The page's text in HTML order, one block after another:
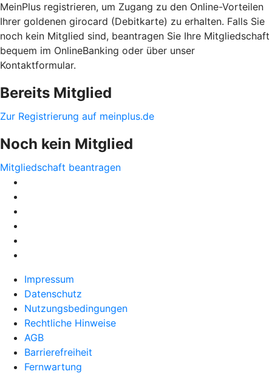
MeinPlus registrieren, um Zugang zu den Online-Vorteilen
Ihrer goldenen girocard (Debitkarte) zu erhalten. Falls Sie
noch kein Mitglied sind, beantragen Sie Ihre Mitgliedschaft
bequem im OnlineBanking oder über unser
Kontaktformular.
Bereits Mitglied
Zur Registrierung auf meinplus.de
Noch kein Mitglied
Mitgliedschaft beantragen
Impressum
Datenschutz
Nutzungsbedingungen
Rechtliche Hinweise
AGB
Barrierefreiheit
Fernwartung